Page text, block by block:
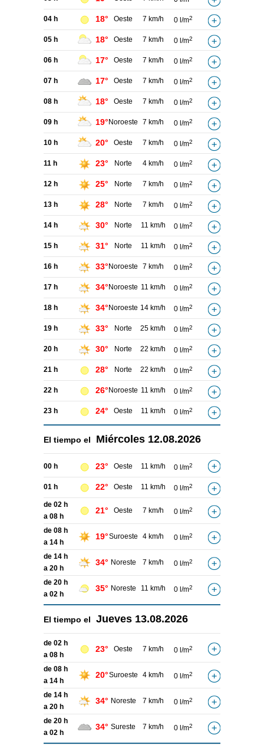
04 h 18° Oeste 7 km/h 0 l/m2
05 h 18° Oeste 7 km/h 0 l/m2
06 h 17° Oeste 7 km/h 0 l/m2
07 h 17° Oeste 7 km/h 0 l/m2
08 h 18° Oeste 7 km/h 0 l/m2
09 h 19° Noroeste 7 km/h 0 l/m2
10 h 20° Oeste 7 km/h 0 l/m2
11 h 23° Norte 4 km/h 0 l/m2
12 h 25° Norte 7 km/h 0 l/m2
13 h 28° Norte 7 km/h 0 l/m2
14 h 30° Norte 11 km/h 0 l/m2
15 h 31° Norte 11 km/h 0 l/m2
16 h 33° Noroeste 7 km/h 0 l/m2
17 h 34° Noroeste 11 km/h 0 l/m2
18 h 34° Noroeste 14 km/h 0 l/m2
19 h 33° Norte 25 km/h 0 l/m2
20 h 30° Norte 22 km/h 0 l/m2
21 h 28° Norte 22 km/h 0 l/m2
22 h 26° Noroeste 11 km/h 0 l/m2
23 h 24° Oeste 11 km/h 0 l/m2
El tiempo el Miércoles 12.08.2026
00 h 23° Oeste 11 km/h 0 l/m2
01 h 22° Oeste 11 km/h 0 l/m2
de 02 h
a 08 h
21° Oeste 7 km/h 0 l/m2
de 08 h
a 14 h
19°Suroeste 4 km/h 0 l/m2
de 14 h
a 20 h
34° Noreste 7 km/h 0 l/m2
de 20 h
a 02 h
35° Noreste 11 km/h 0 l/m2
El tiempo el Jueves 13.08.2026
de 02 h
a 08 h
23° Oeste 7 km/h 0 l/m2
de 08 h
a 14 h
20°Suroeste 4 km/h 0 l/m2
de 14 h
a 20 h
34° Noreste 7 km/h 0 l/m2
de 20 h
a 02 h
34° Sureste 7 km/h 0 l/m2